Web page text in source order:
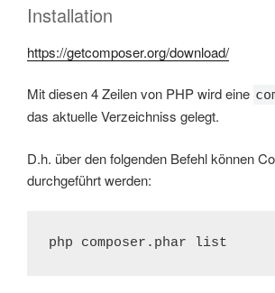
Installation
https://getcomposer.org/download/
Mit diesen 4 Zeilen von PHP wird eine
das aktuelle Verzeichniss gelegt.
D.h. über den folgenden Befehl können
durchgeführt werden:
php composer.phar list